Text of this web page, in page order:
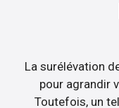
La surélévation
pour agrandir
Toutefois, un